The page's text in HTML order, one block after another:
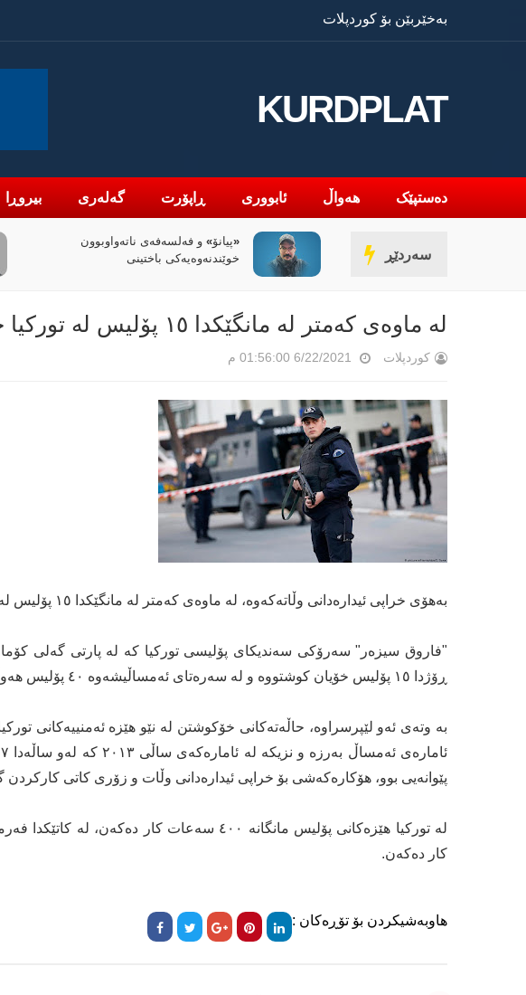
بەخێربێن بۆ کوردپلات
KURDPLAT
دەستپێک هەواڵ ئابووری ڕاپۆرت گەلەری بیروڕا
سەردێڕ
سیاسەتی خۆتەعریبکردن لە باشووری
کوردستان
لە ماوەی کەمتر لە مانگێکدا ١٥ پۆلیس لە تورکیا خۆیان کوشتووە
کوردپلات 6/22/2021 01:56:00 م
بەھۆی خراپی ئیدارەدانی وڵاتەکەوە، لە ماوەی کەمتر لە مانگێکدا ١٥ پۆلیس لە تورکیا خۆیان کوشتووە.
ڕۆژدا ١٥ پۆلیس خۆیان کوشتووە و لە سەرەتای ئەمساڵیشەوە ٤٠ پۆلیس ھەوڵی خۆکوشتنیان داوە.
بە وتەی ئەو لێپرسراوە، حاڵەتەکانی خۆکوشتن لە نێو ھێزە ئەمنییەکانی
پێوانەیی بوو، ھۆکارەکەشی بۆ خراپی ئیدارەدانی وڵات و زۆری کاتی کارکردن
کار دەکەن.
هاوبەشیکردن بۆ تۆڕەکان :